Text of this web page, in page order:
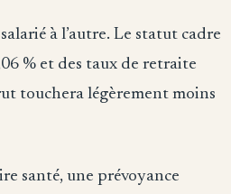
à l’autre. Le statut cadre
% et des taux de retraite
touchera légèrement moins
santé, une prévoyance